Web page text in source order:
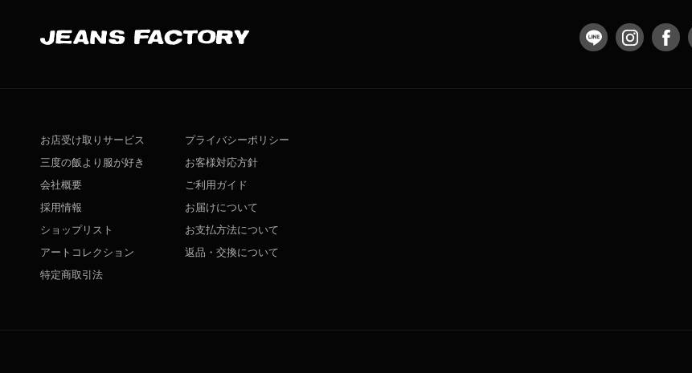
お店受け取りサービス
三度の飯より服が好き
会社概要
採用情報
ショップリスト
アートコレクション
特定商取引法
プライバシーポリシー
お客様対応方針
ご利用ガイド
お届けについて
お支払方法について
返品・交換について